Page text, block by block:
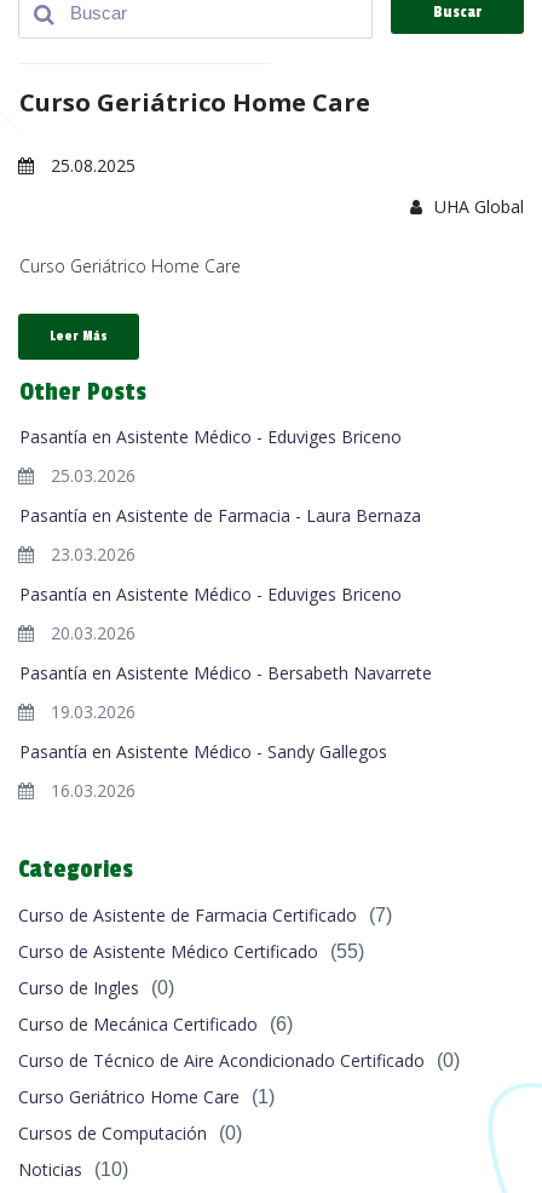
Buscar
Curso Geriátrico Home Care
25.08.2025
UHA Global
Curso Geriátrico Home Care
Leer Más
Other Posts
Pasantía en Asistente Médico - Eduviges Briceno
25.03.2026
Pasantía en Asistente de Farmacia - Laura Bernaza
23.03.2026
Pasantía en Asistente Médico - Eduviges Briceno
20.03.2026
Pasantía en Asistente Médico - Bersabeth Navarrete
19.03.2026
Pasantía en Asistente Médico - Sandy Gallegos
16.03.2026
Categories
Curso de Asistente de Farmacia Certificado (7)
Curso de Asistente Médico Certificado (55)
Curso de Ingles (0)
Curso de Mecánica Certificado (6)
Curso de Técnico de Aire Acondicionado Certificado (0)
Curso Geriátrico Home Care (1)
Cursos de Computación (0)
Noticias (10)